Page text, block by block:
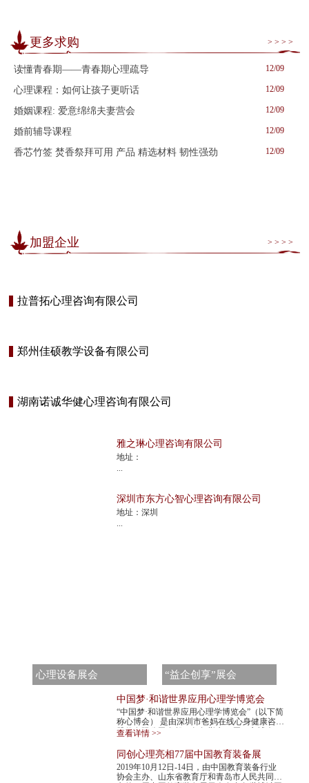
更多求购 > > > >
读懂青春期——青春期心理疏导 12/09
心理课程：如何让孩子更听话 12/09
婚姻课程: 爱意绵绵夫妻营会 12/09
婚前辅导课程 12/09
香芯竹签 焚香祭拜可用 产品 精选材料 韧性强劲 12/09
加盟企业 > > > >
拉普拓心理咨询有限公司
郑州佳硕教学设备有限公司
湖南诺诚华健心理咨询有限公司
雅之琳心理咨询有限公司
地址：
深圳市东方心智心理咨询有限公司
地址：深圳
心理设备展会 “益企创享”展会
中国梦·和谐世界应用心理学博览会
“中国梦·和谐世界应用心理学博览会”（以下简
称心博会） 是由深圳市爸妈在线心身健康咨询
股份有限公司发起，每年举办一届。心博会，
不仅是世界民间组织主办的心理学最高级...
查看详情 >>
同创心理亮相77届中国教育装备展
2019年10月12日-14日，由中国教育装备行业
协会主办、山东省教育厅和青岛市人民共同承